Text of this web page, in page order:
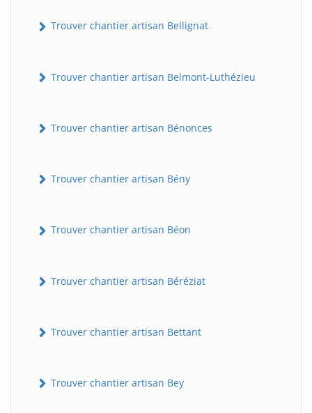
Trouver chantier artisan Bellignat
Trouver chantier artisan Belmont-Luthézieu
Trouver chantier artisan Bénonces
Trouver chantier artisan Bény
Trouver chantier artisan Béon
Trouver chantier artisan Béréziat
Trouver chantier artisan Bettant
Trouver chantier artisan Bey